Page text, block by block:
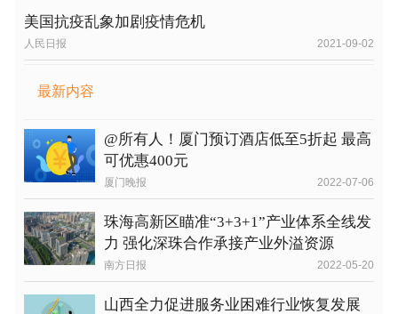
美国抗疫乱象加剧疫情危机
人民日报 2021-09-02
最新内容
@所有人！厦门预订酒店低至5折起 最高
可优惠400元
厦门晚报 2022-07-06
珠海高新区瞄准“3+3+1”产业体系全线发
力 强化深珠合作承接产业外溢资源
南方日报 2022-05-20
山西全力促进服务业困难行业恢复发展